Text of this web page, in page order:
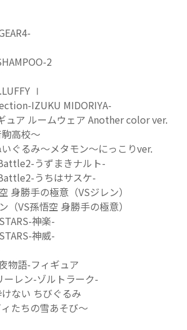
2
Ⅰ
IZUKU MIDORIYA-
ュア ルームウェア Another color ver.
高校～
ぐるみ～メタモン～にっこりver.
うずまきナルト-
うちはサスケ-
身勝手の極意（VSジレン）
（VS孫悟空 身勝手の極意）
神楽-
神威-
物語-フィギュア
ーレン-ゾルトラーク-
ない ちびぐるみ
たちの雪あそび～